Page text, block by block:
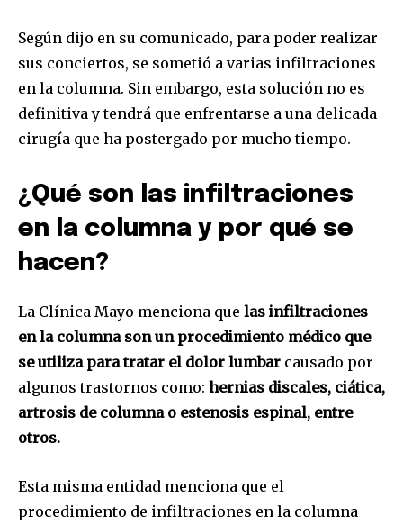
Según dijo en su comunicado, para poder realizar
sus conciertos, se sometió a varias infiltraciones
en la columna. Sin embargo, esta solución no es
definitiva y tendrá que enfrentarse a una delicada
cirugía que ha postergado por mucho tiempo.
¿Qué son las infiltraciones
en la columna y por qué se
hacen?
La Clínica Mayo menciona que las infiltraciones
en la columna son un procedimiento médico que
se utiliza para tratar el dolor lumbar causado por
algunos trastornos como: hernias discales, ciática,
artrosis de columna o estenosis espinal, entre
otros.
Esta misma entidad menciona que el
procedimiento de infiltraciones en la columna